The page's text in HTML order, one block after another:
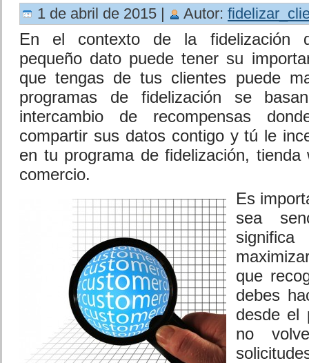
1 de abril de 2015 | Autor:
En el contexto de la fidelización
pequeño dato puede tener su
que tengas de tus clientes puede
programas de fidelización se
intercambio de recompensas
compartir sus datos contigo y tú le
en tu programa de fidelización,
comercio.
Es
sea
que
debes
desde el
no